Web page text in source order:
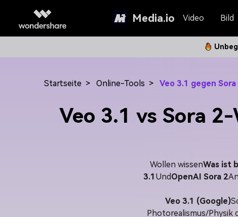
Media.io Video Bild
Startseite > Online-Tools > Veo 3.1 gegen Sora
Veo 3.1 vs Sora
Wollen wissenWas ist
3.1 UndOpenAI Sora 2
Veo 3.1 (Google)
Photorealismus/Physik